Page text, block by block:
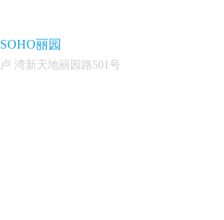
SOHO丽园
卢 湾新天地丽园路501号